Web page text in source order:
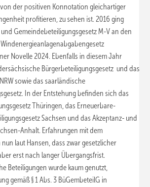
der positiven Konnotation gleichartiger
profitieren, zu sehen ist. 2016 ging
Gemeindebeteiligungsgesetz M-V an den
Novelle 2024. Ebenfalls in diesem Jahr
Bürgerbeteiligungsgesetz und das
sowie das saarländische
In der Entstehung befinden sich das
Thüringen, das Erneuerbare-
Sachsen und das Akzeptanz- und
Anhalt. Erfahrungen mit dem
laut Hansen, dass zwar gesetzlicher
erst nach langer Übergangsfrist.
Beteiligungen wurde kaum genutzt,
gemäß § 1 Abs. 3 BüGembeteilG in